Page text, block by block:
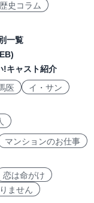
史コラム
一覧
!キャスト紹介
医
イ・サン
マンションのお仕事
恋は命がけ
ません